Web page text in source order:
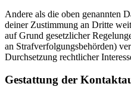
Andere als die oben genannten
deiner Zustimmung an Dritte
auf Grund gesetzlicher
an Strafverfolgungsbehörden)
Durchsetzung rechtlicher
Gestattung der